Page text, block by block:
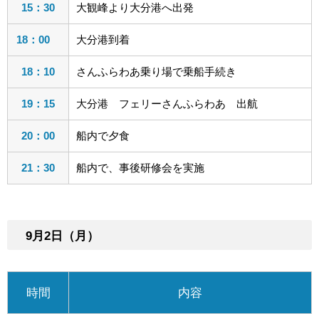
15：30 大観峰より大分港へ出発
18：00 大分港到着
18：10 さんふらわあ乗り場で乗船手続き
19：15 大分港 フェリーさんふらわあ 出航
20：00 船内で夕食
21：30 船内で、事後研修会を実施
9月2日（月）
時間 内容